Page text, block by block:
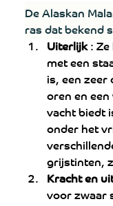
De Alaskan
ras dat bekend
Uiterlijk : Ze
met een
is, een
oren en
vacht biedt
onder het
grijstinten,
Kracht en
voor zwaar